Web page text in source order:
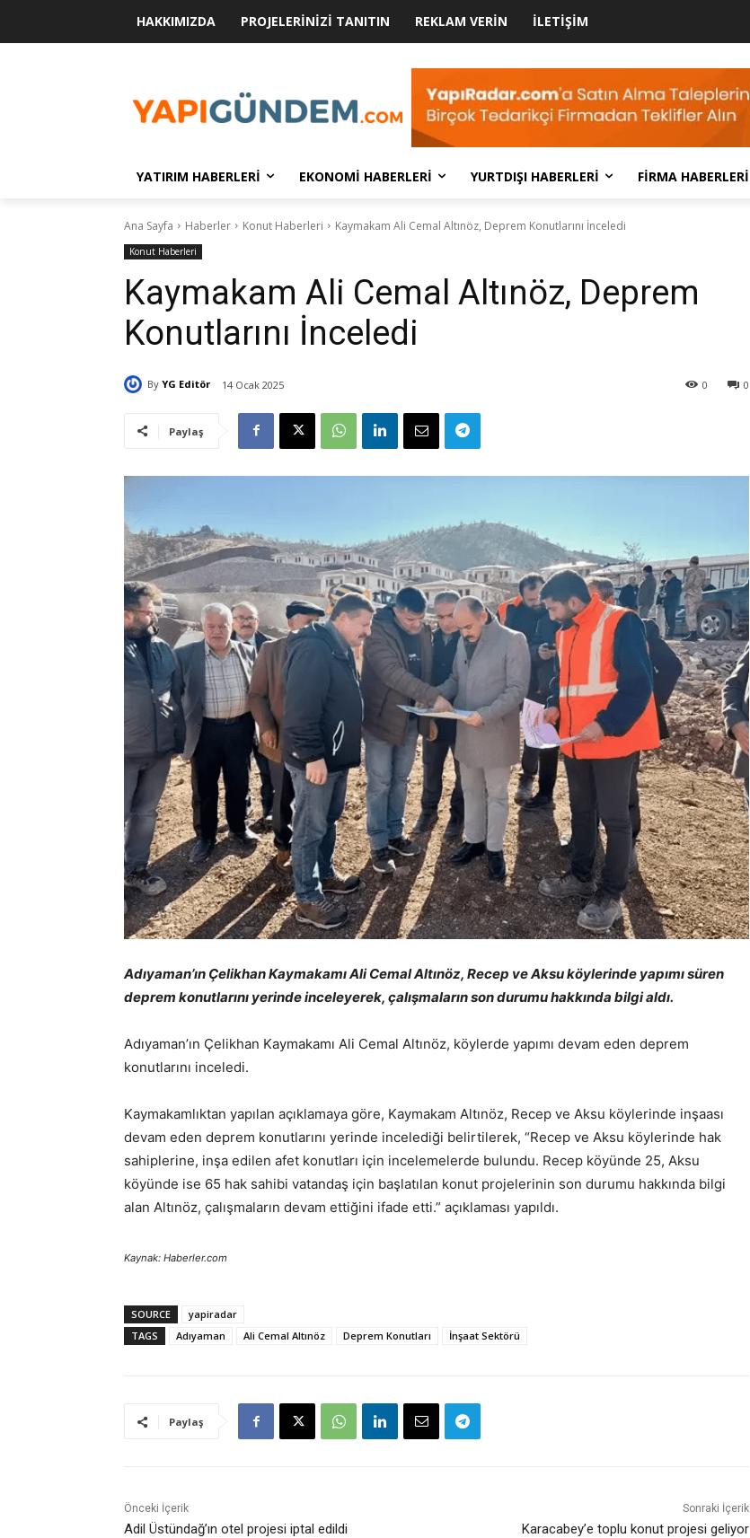
HAKKIMIZDA PROJELERINIZI TANITIN REKLAM VERIN İLETIŞIM
YATIRIM HABERLERI EKONOMI HABERLERI YURTDIŞI HABERLERI FIRMA HABERLERI
Ana Sayfa Haberler Konut Haberleri Kaymakam Ali Cemal Altınöz, Deprem Konutlarını İnceledi
Konut Haberleri
Kaymakam Ali Cemal Altınöz, Deprem
Konutlarını İnceledi
By YG Editör 14 Ocak 2025 0
0
Paylaş
Adıyaman’ın Çelikhan Kaymakamı Ali Cemal Altınöz, Recep ve Aksu köylerinde yapımı süren
deprem konutlarını yerinde inceleyerek, çalışmaların son durumu hakkında bilgi aldı.
Adıyaman’ın Çelikhan Kaymakamı Ali Cemal Altınöz, köylerde yapımı devam eden deprem
konutlarını inceledi.
Kaymakamlıktan yapılan açıklamaya göre, Kaymakam Altınöz, Recep ve Aksu köylerinde inşaası
devam eden deprem konutlarını yerinde incelediği belirtilerek, “Recep ve Aksu köylerinde hak
sahiplerine, inşa edilen afet konutları için incelemelerde bulundu. Recep köyünde 25, Aksu
köyünde ise 65 hak sahibi vatandaş için başlatılan konut projelerinin son durumu hakkında bilgi
alan Altınöz, çalışmaların devam ettiğini ifade etti.” açıklaması yapıldı.
Kaynak: Haberler.com
SOURCE
yapiradar
TAGS
Adıyaman Ali Cemal Altınöz Deprem Konutları İnşaat Sektörü
Paylaş
Önceki İçerik
Adil Üstündağ’ın otel projesi iptal edildi
Sonraki İçerik
Karacabey’e toplu konut projesi geliyor